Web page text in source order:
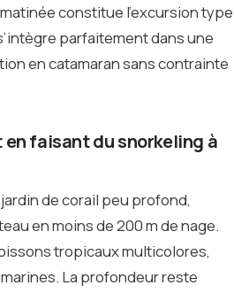
constitue l’excursion type
parfaitement dans une
en catamaran sans contrainte
en faisant du snorkeling à
de corail peu profond,
en moins de 200 m de nage.
tropicaux multicolores,
La profondeur reste